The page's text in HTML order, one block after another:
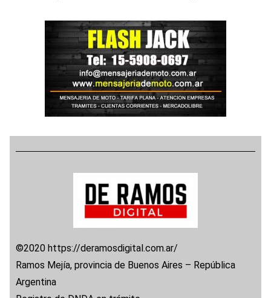
©2020 https://deramosdigital.com.ar/
Ramos Mejía, provincia de Buenos Aires – República
Argentina